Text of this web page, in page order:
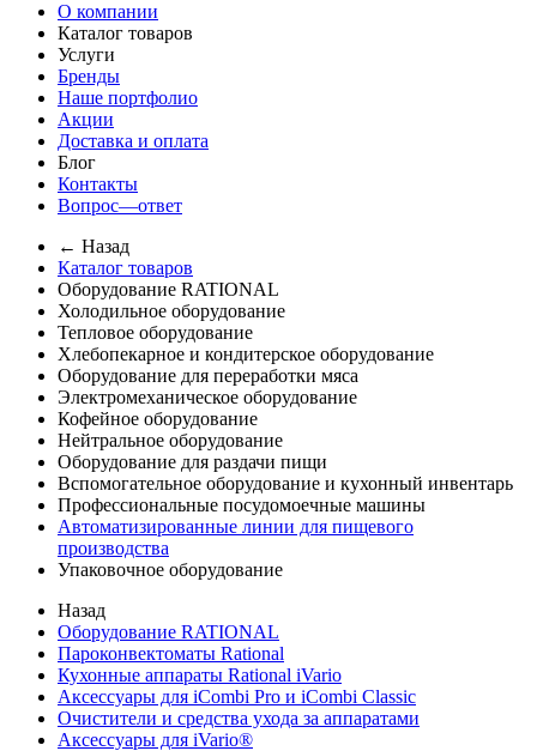
О компании
Каталог товаров
Услуги
Бренды
Наше портфолио
Акции
Доставка и оплата
Блог
Контакты
Вопрос—ответ
← Назад
Каталог товаров
Оборудование RATIONAL
Холодильное оборудование
Тепловое оборудование
Хлебопекарное и кондитерское оборудование
Оборудование для переработки мяса
Электромеханическое оборудование
Кофейное оборудование
Нейтральное оборудование
Оборудование для раздачи пищи
Вспомогательное оборудование и кухонный инвентарь
Профессиональные посудомоечные машины
Автоматизированные линии для пищевого
производства
Упаковочное оборудование
Назад
Оборудование RATIONAL
Пароконвектоматы Rational
Кухонные аппараты Rational iVario
Аксессуары для iCombi Pro и iCombi Classic
Очистители и средства ухода за аппаратами
Аксессуары для iVario®